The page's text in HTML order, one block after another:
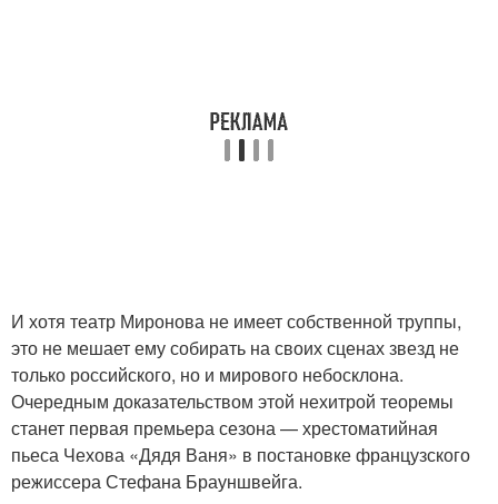
И хотя театр Миронова не имеет собственной труппы,
это не мешает ему собирать на своих сценах звезд не
только российского, но и мирового небосклона.
Очередным доказательством этой нехитрой теоремы
станет первая премьера сезона — хрестоматийная
пьеса Чехова «Дядя Ваня» в постановке французского
режиссера Стефана Брауншвейга.